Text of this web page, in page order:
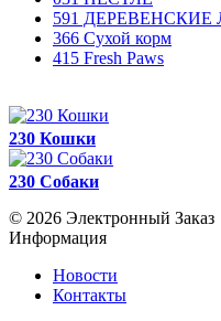
591
366 Сухой корм
415 Fresh Paws
230 Кошки
230 Собаки
© 2026 Электронный Заказ
Информация
Новости
Контакты